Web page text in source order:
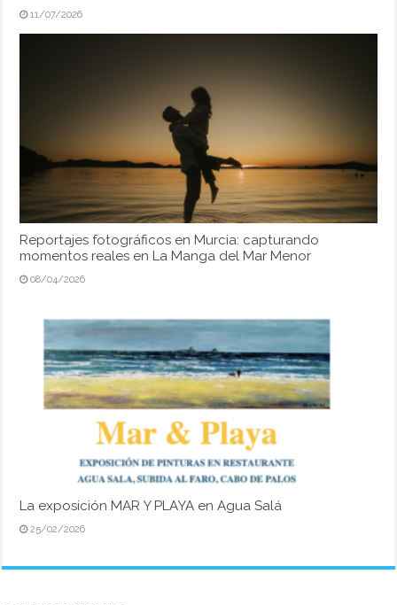
11/07/2026
Reportajes fotográficos en Murcia: capturando
momentos reales en La Manga del Mar Menor
08/04/2026
La exposición MAR Y PLAYA en Agua Salá
25/02/2026